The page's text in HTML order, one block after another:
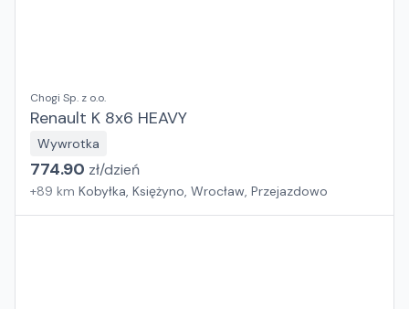
Chogi Sp. z o.o.
Renault K 8x6 HEAVY
Wywrotka
774.90 zł/dzień
+89 km Kobyłka, Księżyno, Wrocław, Przejazdowo